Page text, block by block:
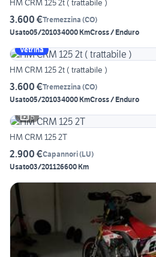
HM CRM 125 2t ( trattabile )
3.600 €Tremezzina (CO)
Usato05/201034000 KmCross / Enduro
Vetrina
HM CRM 125 2t ( trattabile )
3.600 €Tremezzina (CO)
Usato05/201034000 KmCross / Enduro
5
HM CRM 125 2T
2.900 €Capannori(LU)
Usato03/201126600 Km